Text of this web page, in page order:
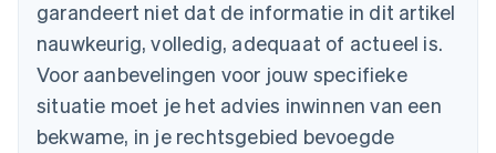
garandeert niet dat de informatie in dit artikel
nauwkeurig, volledig, adequaat of actueel is.
Voor aanbevelingen voor jouw specifieke
situatie moet je het advies inwinnen van een
bekwame, in je rechtsgebied bevoegde
English
Denemarken
Duitsland
DeutschEnglish
Estland